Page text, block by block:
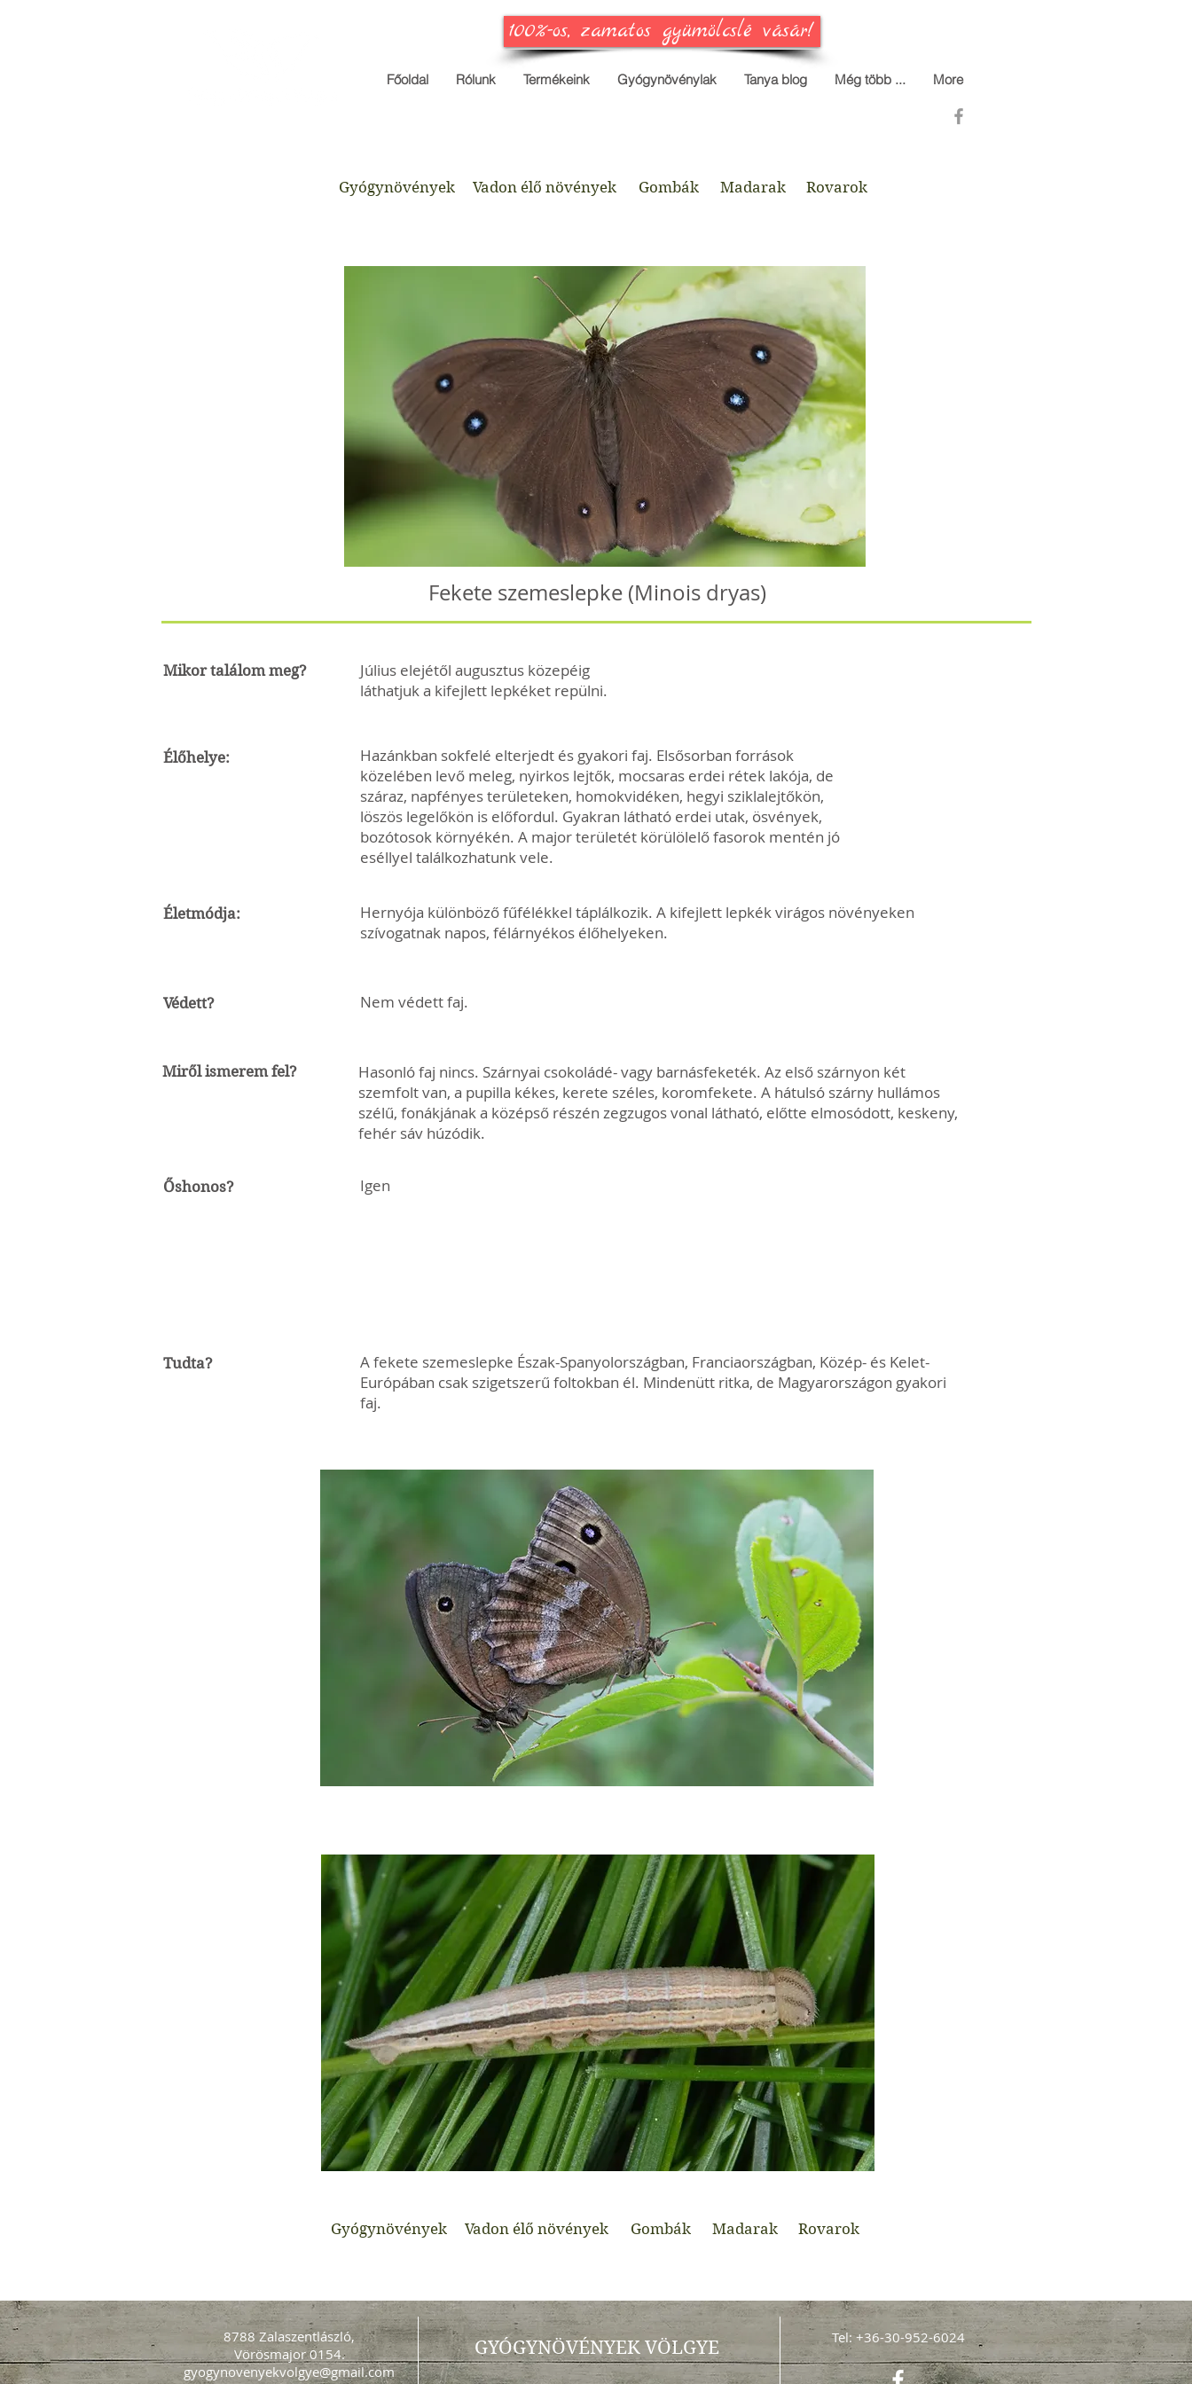
100%-os, zamatos gyümölcslé vásár!
Főoldal Rólunk Termékeink Gyógynövénylak Tanya blog Még több ... More
Gyógynövények Vadon élő növények Gombák Madarak Rovarok
Fekete szemeslepke (Minois dryas)
Július elejétől augusztus közepéig
láthatjuk a kifejlett lepkéket repülni.
Mikor találom meg?
Élőhelye:
Hazánkban sokfelé elterjedt és gyakori faj. Elsősorban források
közelében levő meleg, nyirkos lejtők, mocsaras erdei rétek lakója, de
száraz, napfényes területeken, homokvidéken, hegyi sziklalejtőkön,
löszös legelőkön is előfordul. Gyakran látható erdei utak, ösvények,
bozótosok környékén. A major területét körülölelő fasorok mentén jó
eséllyel találkozhatunk vele.
Életmódja:
Hernyója különböző fűfélékkel táplálkozik. A kifejlett lepkék virágos növényeken
szívogatnak napos, félárnyékos élőhelyeken.
Védett? Nem védett faj.
Miről ismerem fel?
Hasonló faj nincs. Szárnyai csokoládé- vagy barnásfeketék. Az első szárnyon két
szemfolt van, a pupilla kékes, kerete széles, koromfekete. A hátulsó szárny hullámos
szélű, fonákjának a középső részén zegzugos vonal látható, előtte elmosódott, keskeny,
fehér sáv húzódik.
Őshonos? Igen
Tudta?
A fekete szemeslepke Észak-Spanyolországban, Franciaországban, Közép- és Kelet-
Európában csak szigetszerű foltokban él. Mindenütt ritka, de Magyarországon gyakori
faj.
Gyógynövények Vadon élő növények Gombák Madarak Rovarok
8788 Zalaszentlászló,
Vörösmajor 0154.
gyogynovenyekvolgye@gmail.com
GYÓGYNÖVÉNYEK VÖLGYE Tel: +36-30-952-6024